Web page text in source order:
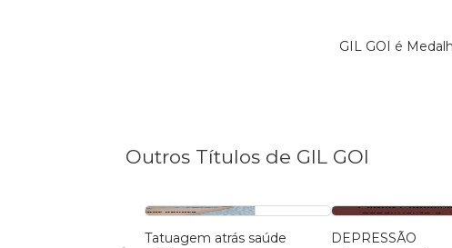
GIL GOI é
Outros Títulos de GIL GOI
Tatuagem atrás saúde
DEPRESSÃO